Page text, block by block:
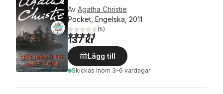
Av Agatha Christie
Pocket, Engelska, 2011
4,6utav 5 stjärnor. Totalt antal röster:
(5)
137 kr
Lägg till
Skickas inom 3-6 vardagar